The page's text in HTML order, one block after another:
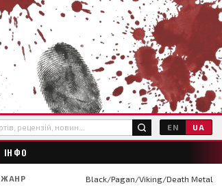
EN UA
ІНФО
ЖАНР Black/Pagan/Viking/Death Metal